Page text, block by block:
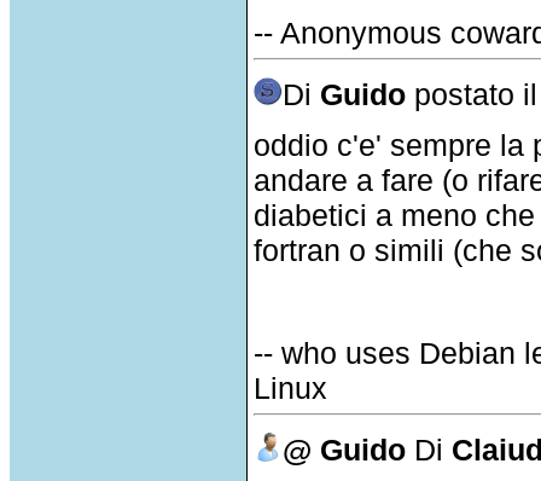
-- Anonymous
Di Guido postato
oddio c'e' sempre la
andare a fare (o
diabetici a meno
fortran o simili (che
-- who uses Debian
Linux
@ Guido Di